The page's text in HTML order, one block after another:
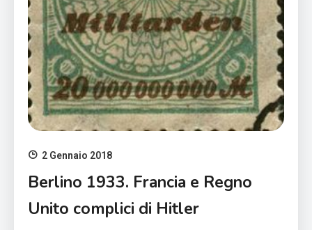
2 Gennaio 2018
Berlino 1933. Francia e Regno
Unito complici di Hitler